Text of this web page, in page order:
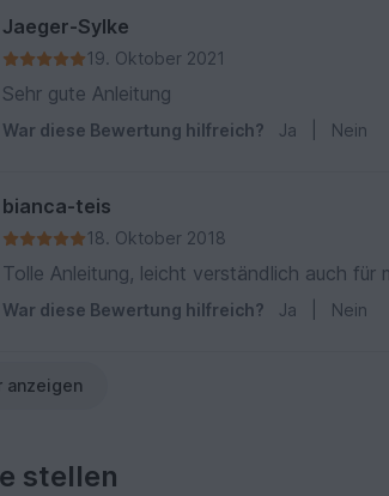
Jaeger-Sylke
19. Oktober 2021
Sehr gute Anleitung
War diese Bewertung hilfreich? Ja Nein
bianca-teis
18. Oktober 2018
Tolle Anleitung, leicht verständlich auch für
War diese Bewertung hilfreich? Ja Nein
anzeigen
stellen